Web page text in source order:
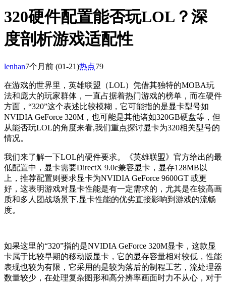
320硬件配置能否玩LOL？深
度剖析游戏适配性
lenhan7个月前 (01-21)热点79
在游戏的世界里，英雄联盟（LOL）凭借其独特的MOBA玩
法和庞大的玩家群体，一直占据着热门游戏的榜单，而在硬件
方面，“320”这个表述比较模糊，它可能指的是显卡型号如
NVIDIA GeForce 320M，也可能是其他诸如320GB硬盘等，但
从能否玩LOL的角度来看,我们重点探讨显卡为320相关型号的
情况。
我们来了解一下LOL的硬件要求。《英雄联盟》官方给出的最
低配置中，显卡需要DirectX 9.0c兼容显卡，显存128MB以
上，推荐配置则要求显卡为NVIDIA GeForce 9600GT 或更
好，这表明游戏对显卡性能是有一定需求的，尤其是在较高画
质和多人团战场景下,显卡性能的优劣直接影响到游戏的流畅
度。
如果这里的“320”指的是NVIDIA GeForce 320M显卡，这款显
卡属于比较早期的移动版显卡，它的显存容量相对较低，性能
表现也较为有限，它采用的是较为落后的制程工艺，流处理器
数量较少，在处理复杂图形和高分辨率画面时力不从心，对于